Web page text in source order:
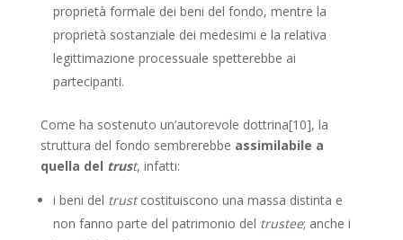
proprietà formale dei beni del fondo, mentre la
proprietà sostanziale dei medesimi e la relativa
legittimazione processuale spetterebbe ai
partecipanti.
Come ha sostenuto un’autorevole dottrina[10], la
struttura del fondo sembrerebbe assimilabile a
quella del trust, infatti:
i beni del trustcostituiscono una massa distinta e
non fanno parte del patrimonio del trustee; anche i